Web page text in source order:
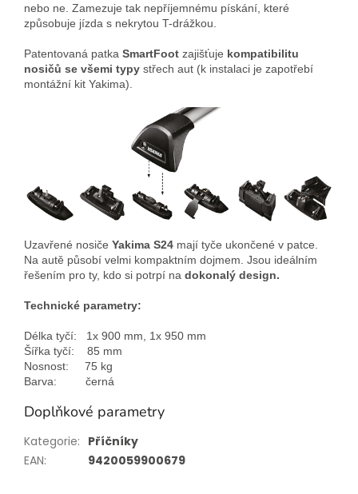
nebo ne. Zamezuje tak nepříjemnému pískání, které
způsobuje jízda s nekrytou T-drážkou.
Patentovaná patka SmartFoot zajišťuje kompatibilitu
nosičů se všemi typy střech aut (k instalaci je zapotřebí
montážní kit Yakima).
Uzavřené nosiče Yakima S24 mají tyče ukončené v patce.
Na autě působí velmi kompaktním dojmem. Jsou ideálním
řešením pro ty, kdo si potrpí na dokonalý design.
Technické parametry:
Délka tyčí: 1x 900 mm, 1x 950 mm
Šířka tyčí: 85 mm
Nosnost: 75 kg
Barva: černá
Doplňkové parametry
Kategorie: Příčníky
EAN: 9420059900679